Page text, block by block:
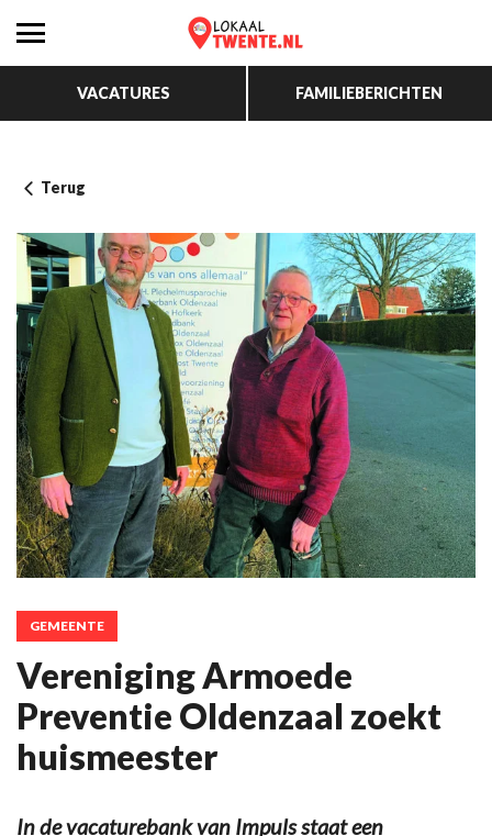
VACATURES FAMILIEBERICHTEN
Terug
GEMEENTE
Vereniging Armoede
Preventie Oldenzaal zoekt
huismeester
In de vacaturebank van Impuls staat een